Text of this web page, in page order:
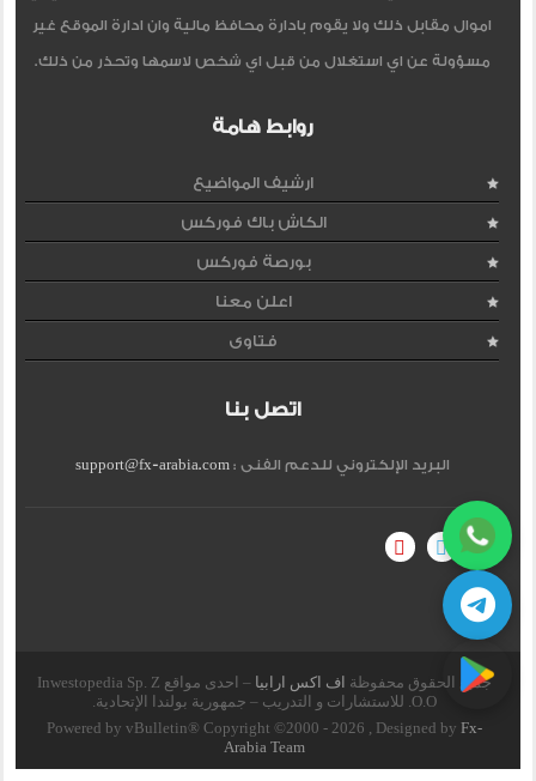
اموال مقابل ذلك ولا يقوم بادارة محافظ مالية وان ادارة الموقع غير
مسؤولة عن اي استغلال من قبل اي شخص لاسمها وتحذر من ذلك.
روابط هامة
ارشيف المواضيع
الكاش باك فوركس
بورصة فوركس
اعلن معنا
فتاوى
اتصل بنا
البريد الإلكتروني للدعم الفنى :support@fx-arabia.com
جميع الحقوق محفوظة اف اكس ارابيا
– احدى مواقع Inwestopedia Sp. Z
O.O. للاستشارات و التدريب – جمهورية بولندا الإتحادية.
Powered by vBulletin® Copyright ©2000 - 2026 , Designed byFx-
Arabia Team